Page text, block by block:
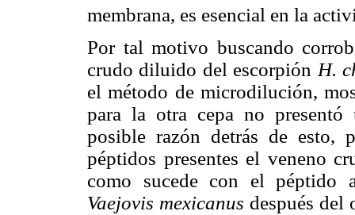
membrana, es esencial en la
Por tal motivo buscando
crudo diluido del escorpión H.
el método de microdilución,
para la otra cepa no
posible razón detrás de esto,
péptidos presentes el veneno
como sucede con el péptido
Vaejovis mexicanus después del